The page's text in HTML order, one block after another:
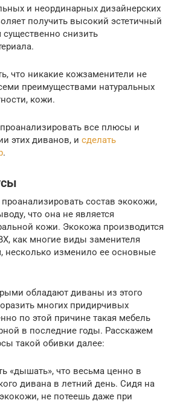
и неординарных дизайнерских
получить высокий эстетичный
снизить
что никакие кожзаменители не
преимуществами натуральных
кожи.
все плюсы и
этих диванов, и сделать
.
состав экокожи,
что она не является
кожи. Экокожа производится
как многие виды заменителя
несколько изменило ее основные
обладают диваны из этого
многих придирчивых
по этой причине такая мебель
в последние годы. Расскажем
такой обивки далее:
«дышать», что весьма ценно в
дивана в летний день. Сидя на
не потеешь даже при